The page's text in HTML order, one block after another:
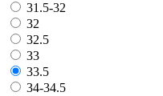
31.5-32
32
32.5
33
33.5
34-34.5